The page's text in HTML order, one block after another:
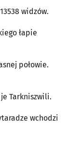
widzów.
łapie
połowie.
je Tarkniszwili.
wchodzi